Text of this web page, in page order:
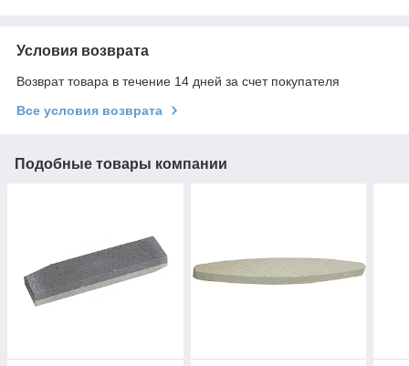
Условия возврата
Возврат товара в течение 14 дней за счет покупателя
Все условия возврата
Подобные товары компании